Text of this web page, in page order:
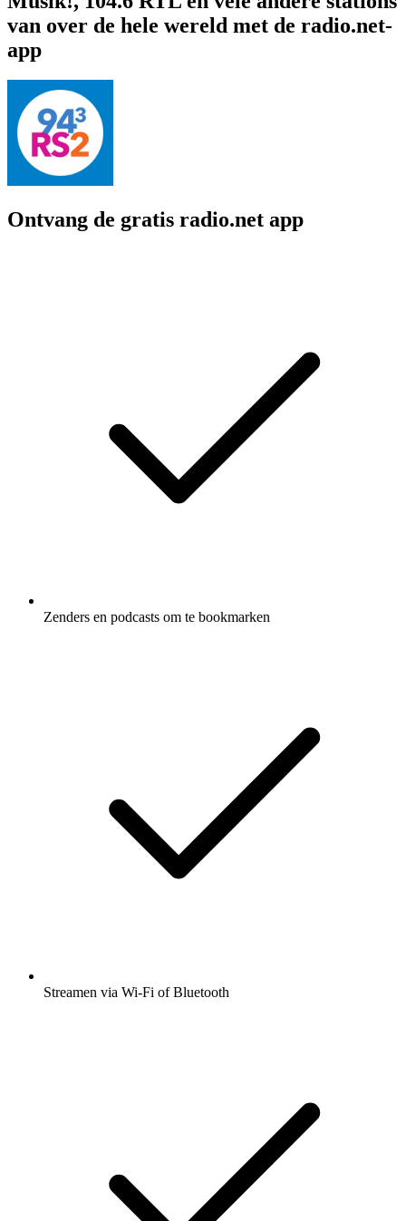
van over de hele wereld met de radio.net-
app
Ontvang de gratis radio.net app
Zenders en podcasts om te bookmarken
Streamen via Wi-Fi of Bluetooth